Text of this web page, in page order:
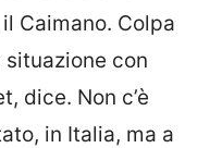
Caimano. Colpa
con
dice. Non c’è
in Italia, ma a